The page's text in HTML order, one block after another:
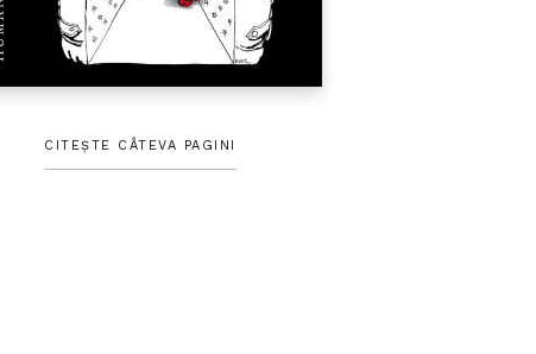
CITEȘTE CÂTEVA PAGINI